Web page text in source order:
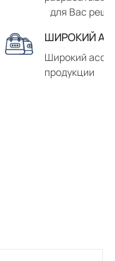
для Вас
ШИРОКИЙ
Широкий
продукции